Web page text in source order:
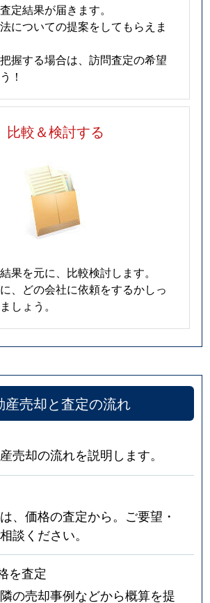
定結果が届きます。
についての提案をしてもらえま
握する場合は、訪問査定の希望
！
比較＆検討する
果を元に、比較検討します。
、どの会社に依頼をするかしっ
しょう。
産売却と査定の流れ
売却の流れを説明します。
、価格の査定から。ご要望・
談ください。
を査定
の売却事例などから概算を提